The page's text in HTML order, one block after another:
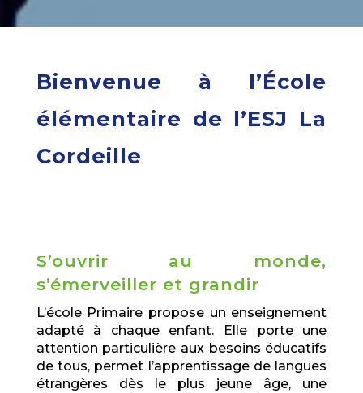
Bienvenue à l’École
élémentaire de l’ESJ La
Cordeille
S’ouvrir au monde,
s’émerveiller et grandir
L’école Primaire propose un enseignement
adapté à chaque enfant. Elle porte une
attention particulière aux besoins éducatifs
de tous, permet l’apprentissage de langues
étrangères dès le plus jeune âge, une